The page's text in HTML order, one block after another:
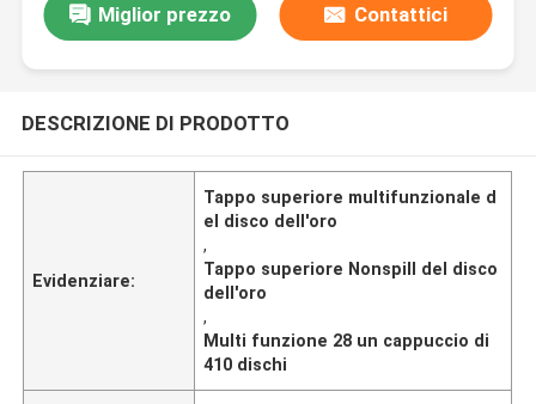
Miglior prezzo Contattici
DESCRIZIONE DI PRODOTTO
Evidenziare:
Tappo superiore multifunzionale d
el disco dell'oro
,
Tappo superiore Nonspill del disco
dell'oro
,
Multi funzione 28 un cappuccio di
410 dischi